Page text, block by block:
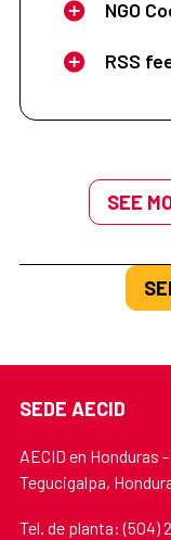
NGO
RSS
SEE
SEDE AECID
AECID en Honduras
Tegucigalpa,
Tel. de planta: (504)